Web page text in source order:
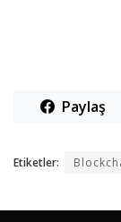
Paylaş
Etiketler: